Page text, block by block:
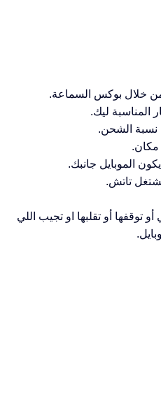
من خلال بوكس السماعة.
المناسبة ليك.
نسبة الشحن.
الموبايل جانبك.
توقفها أو تقلبها او تجيب اللي